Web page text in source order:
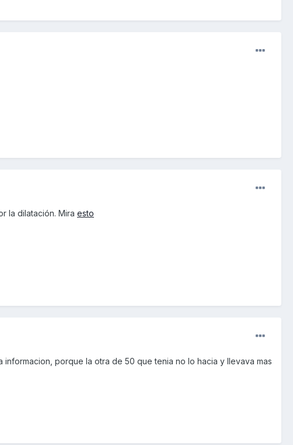
la dilatación. Mira esto
porque la otra de 50 que tenia no lo hacia y llevava mas